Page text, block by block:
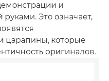
и
Это означает,
царапины, которые
оригиналов.